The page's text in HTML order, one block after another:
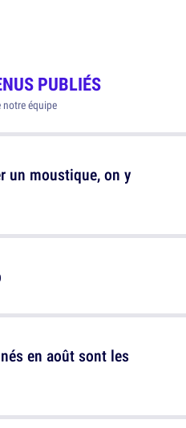
PUBLIÉS
équipe
un moustique, on y
en août sont les